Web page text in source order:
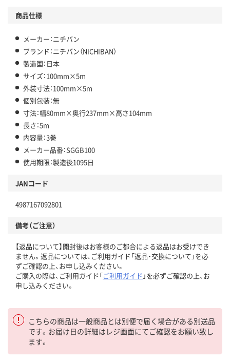
商品仕様
メーカー：ニチバン
ブランド：ニチバン（NICHIBAN）
製造国：日本
サイズ：100mm×5m
外装寸法：100mm×5m
個別包装：無
寸法：幅80mm×奥行237mm×高さ104mm
長さ：5m
内容量：3巻
メーカー品番：SGGB100
使用期限：製造後1095日
JANコード
4987167092801
備考（ご注意）
【返品について】開封後はお客様のご都合による返品はお受けでき
ません。返品については、ご利用ガイド「返品・交換について」を必
ずご確認の上、お申し込みください。
ご購入の際は、ご利用ガイド「ご利用ガイド 」を必ずご確認の上、お
申し込みください。
こちらの商品は一般商品とは別便で届く場合がある別送品
です。お届け日の詳細はレジ画面にてご確認をお願い致し
ます。